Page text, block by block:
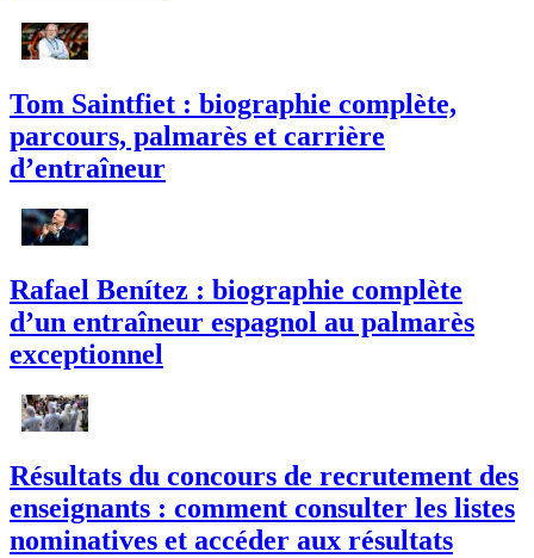
Tom Saintfiet : biographie complète,
parcours, palmarès et carrière
d’entraîneur
Rafael Benítez : biographie complète
d’un entraîneur espagnol au palmarès
exceptionnel
Résultats du concours de recrutement des
enseignants : comment consulter les listes
nominatives et accéder aux résultats